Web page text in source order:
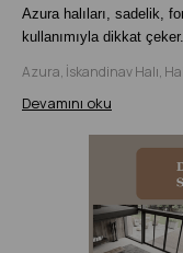
Azura halıları, sadelik,
kullanımıyla dikkat çeker.
Azura, İskandinav Halı,
Devamını oku